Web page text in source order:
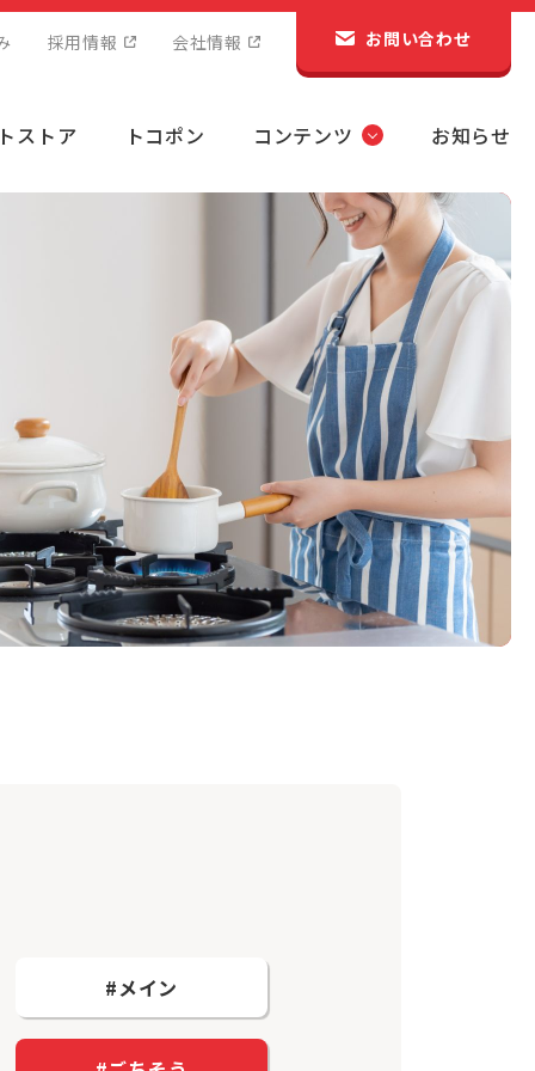
採用情報 会社情報 お問い合わせ
ストア トコポン コンテンツ お知らせ
#メイン